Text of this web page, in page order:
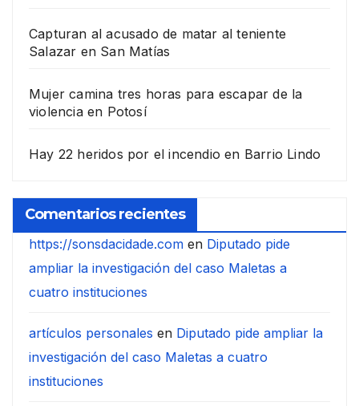
Capturan al acusado de matar al teniente
Salazar en San Matías
Mujer camina tres horas para escapar de la
violencia en Potosí
Hay 22 heridos por el incendio en Barrio Lindo
Comentarios recientes
https://sonsdacidade.com en Diputado pide
ampliar la investigación del caso Maletas a
cuatro instituciones
artículos personales en Diputado pide ampliar la
investigación del caso Maletas a cuatro
instituciones